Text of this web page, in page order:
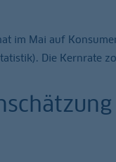
im Mai auf
Die Kernrate